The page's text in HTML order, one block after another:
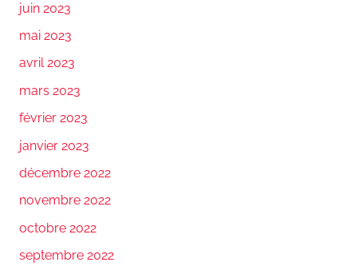
juin 2023
mai 2023
avril 2023
mars 2023
février 2023
janvier 2023
décembre 2022
novembre 2022
octobre 2022
septembre 2022